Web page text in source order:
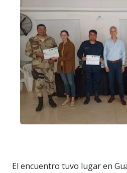
El encuentro tuvo lugar en